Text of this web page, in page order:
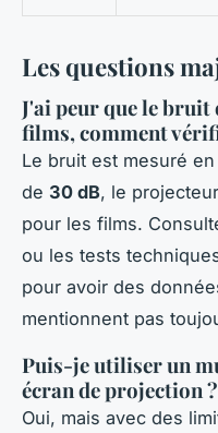
Les questions
J'ai peur que le bruit
films, comment
Le bruit est mesuré
de 30 dB, le
pour les films.
ou les tests
pour avoir des
mentionnent pas
Puis-je utiliser un
écran de projection ?
Oui, mais avec des